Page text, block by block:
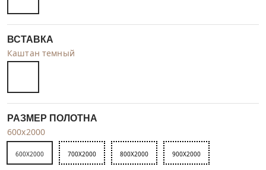
ВСТАВКА
Каштан темный
РАЗМЕР ПОЛОТНА
600x2000
600X2000 700X2000 800X2000 900X2000